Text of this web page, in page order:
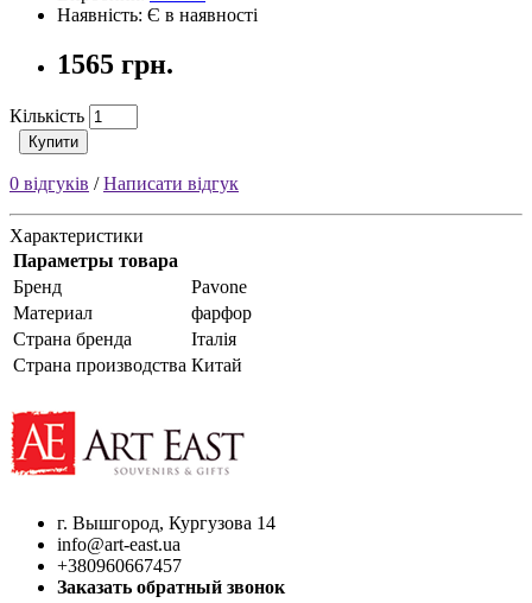
Наявність: Є в наявності
1565 грн.
Кількість
Купити
0 відгуків /Написати відгук
Характеристики
Параметры товара
Бренд
Pavone
Материал
фарфор
Страна бренда
Італія
Страна производства Китай
г. Вышгород, Кургузова 14
info@art-east.ua
+380960667457
Заказать обратный звонок